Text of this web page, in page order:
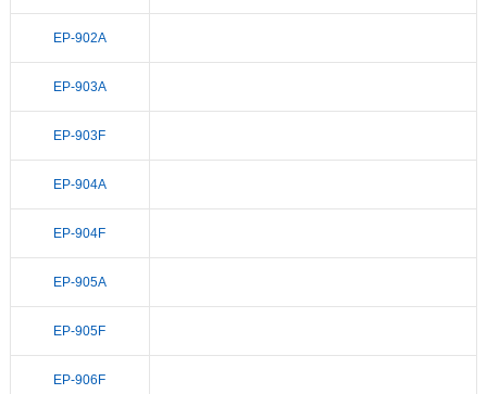
EP-902A
EP-903A
EP-903F
EP-904A
EP-904F
EP-905A
EP-905F
EP-906F